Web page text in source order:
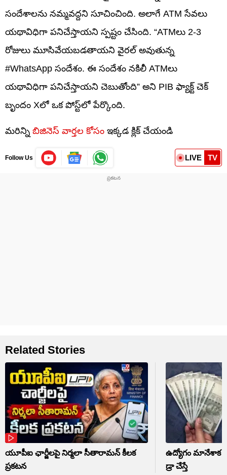
సందేశాలను నమ్మవద్దని సూచించింది. అలాగే ATM సేవలు
యథావిధిగా పనిచేస్తాయని స్పష్టం చేసింది. “ATMలు 2-3
రోజులు మూసివేయబడతాయని వైరల్ అవుతున్న
#WhatsApp సందేశం. ఈ సందేశం నకిలీ ATMలు
యథావిధిగా పనిచేస్తాయని చెబుతోంది” అని PIB ఫ్యాక్ట్ చెక్
బృందం Xలో ఒక పోస్ట్‌లో పేర్కొంది.
మరిన్ని బిజినెస్ వార్తల కోసం ఇక్కడ క్లిక్ చేయండి
Follow Us LIVE TV
Related Stories
యూపీఐ ఛార్జీలపై నిర్మలా సీతారామన్ కీలక
ప్రకటన
ఉద్యోగం మానేశాక
డ్రా చేస్తే